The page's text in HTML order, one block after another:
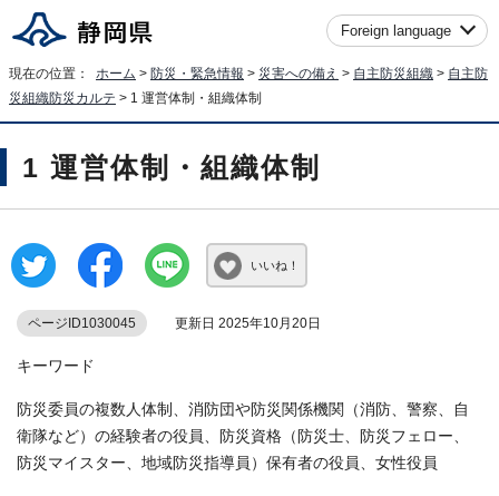
Foreign language
現在の位置： ホーム > 防災・緊急情報 > 災害への備え > 自主防災組織 > 自主防
災組織防災カルテ > 1 運営体制・組織体制
1 運営体制・組織体制
いいね！
ページID1030045 更新日 2025年10月20日
キーワード
防災委員の複数人体制、消防団や防災関係機関（消防、警察、自
衛隊など）の経験者の役員、防災資格（防災士、防災フェロー、
防災マイスター、地域防災指導員）保有者の役員、女性役員